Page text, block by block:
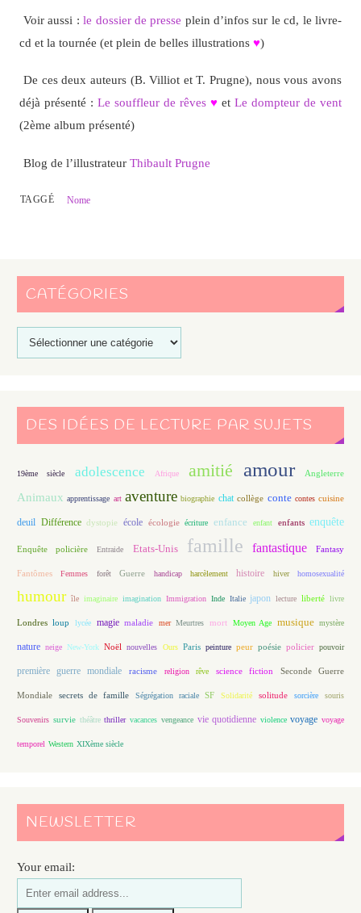
Voir aussi :le dossier de presse plein d’infos sur le cd, le livre-
cd et la tournée (et plein de belles illustrations ♥)
De ces deux auteurs (B. Villiot et T. Prugne), nous vous avons
déjà présenté : Le souffleur de rêves ♥etLe dompteur de vent
(2ème album présenté)
Blog de l’illustrateur Thibault Prugne
TAGGÉ Nome
CATÉGORIES
DES IDÉES DE LECTURE PAR SUJETS
19ème siècle adolescence Afrique amitié amour Angleterre
Animaux apprentissage art aventure biographie chat collège conte contes cuisine
deuil Différence dystopie école écologie écriture enfance enfant enfants enquête
Enquête policière Entraide Etats-Unis famille fantastique Fantasy
Fantômes Femmes forêt Guerre handicap harcèlement histoire hiver homosexualité
humour île imaginaire imagination Immigration Inde Italie japon lecture liberté livre
Londres loup lycée magie maladie mer Meurtres mort Moyen Age musique mystère
nature neige New-York Noël nouvelles Ours Paris peinture peur poésie policier pouvoir
première guerre mondiale racisme religion rêve science fiction Seconde Guerre
Mondiale secrets de famille Ségrégation raciale SF Solidarité solitude sorcière souris
Souvenirs survie théâtre thriller vacances vengeance vie quotidienne violence voyage voyage
temporel Western XIXème siècle
NEWSLETTER
Your email: